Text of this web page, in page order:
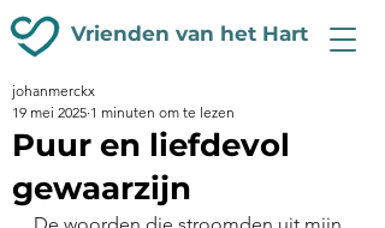
Vrienden van het Hart
Puur en liefdevol
gewaarzijn
johanmerckx
19 mei 2025 1 minuten om te lezen